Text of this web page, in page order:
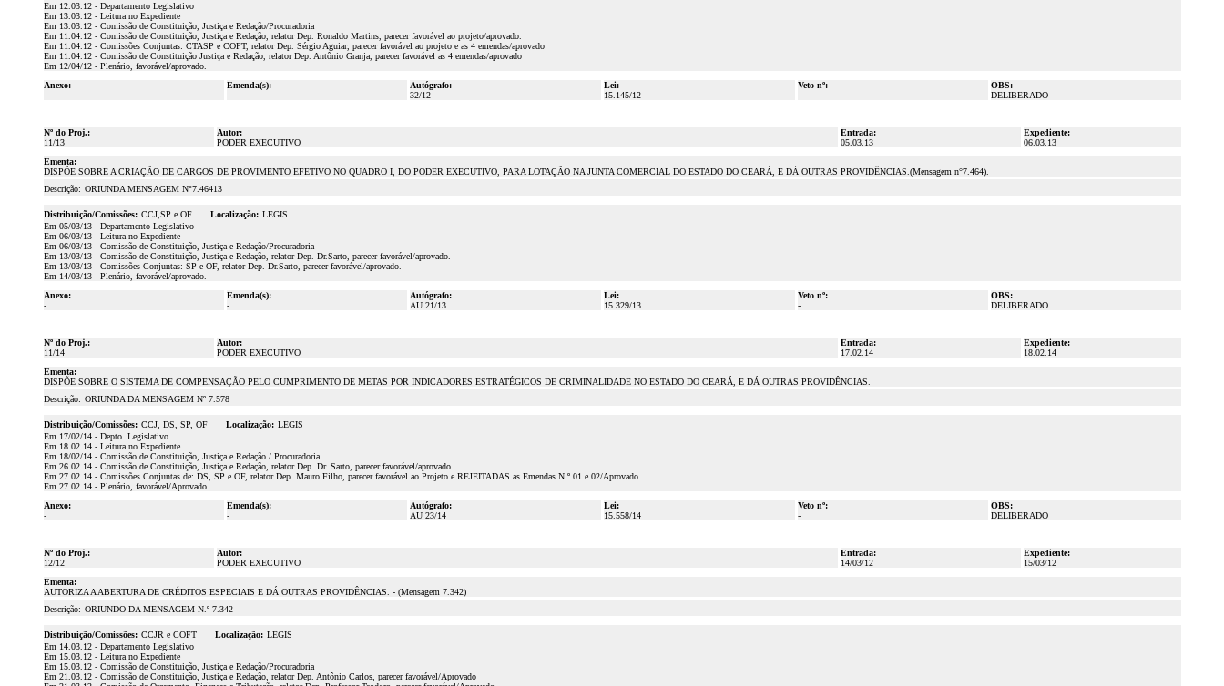
Em 12.03.12 - Departamento Legislativo
Em 13.03.12 - Leitura no Expediente
Em 13.03.12 - Comissão de Constituição, Justiça e Redação/Procuradoria
Em 11.04.12 - Comissão de Constituição, Justiça e Redação, relator Dep. Ronaldo Martins, parecer favorável ao projeto/aprovado.
Em 11.04.12 - Comissões Conjuntas: CTASP e COFT, relator Dep. Sérgio Aguiar, parecer favorável ao projeto e as 4 emendas/aprovado
Em 11.04.12 - Comissão de Constituição Justiça e Redação, relator Dep. Antônio Granja, parecer favorável as 4 emendas/aprovado
Em 12/04/12 - Plenário, favorável/aprovado.
Anexo:
-
Emenda(s):
-
Autógrafo:
32/12
Lei:
15.145/12
Veto nº:
-
OBS:
DELIBERADO
Nº do Proj.:
11/13
Autor:
PODER EXECUTIVO
Entrada:
05.03.13
Expediente:
06.03.13
Ementa:
DISPÕE SOBRE A CRIAÇÃO DE CARGOS DE PROVIMENTO EFETIVO NO QUADRO I, DO PODER EXECUTIVO, PARA LOTAÇÃO NA JUNTA COMERCIAL DO ESTADO DO CEARÁ, E DÁ OUTRAS PROVIDÊNCIAS.(Mensagem n°7.464).
Descrição: ORIUNDA MENSAGEM N°7.46413
Distribuição/Comissões: CCJ,SP e OF Localização: LEGIS
Em 05/03/13 - Departamento Legislativo
Em 06/03/13 - Leitura no Expediente
Em 06/03/13 - Comissão de Constituição, Justiça e Redação/Procuradoria
Em 13/03/13 - Comissão de Constituição, Justiça e Redação, relator Dep. Dr.Sarto, parecer favorável/aprovado.
Em 13/03/13 - Comissões Conjuntas: SP e OF, relator Dep. Dr.Sarto, parecer favorável/aprovado.
Em 14/03/13 - Plenário, favorável/aprovado.
Anexo:
-
Emenda(s):
-
Autógrafo:
AU 21/13
Lei:
15.329/13
Veto nº:
-
OBS:
DELIBERADO
Nº do Proj.:
11/14
Autor:
PODER EXECUTIVO
Entrada:
17.02.14
Expediente:
18.02.14
Ementa:
DISPÕE SOBRE O SISTEMA DE COMPENSAÇÃO PELO CUMPRIMENTO DE METAS POR INDICADORES ESTRATÉGICOS DE CRIMINALIDADE NO ESTADO DO CEARÁ, E DÁ OUTRAS PROVIDÊNCIAS.
Descrição: ORIUNDA DA MENSAGEM Nº 7.578
Distribuição/Comissões: CCJ, DS, SP, OF Localização: LEGIS
Em 17/02/14 - Depto. Legislativo.
Em 18.02.14 - Leitura no Expediente.
Em 18/02/14 - Comissão de Constituição, Justiça e Redação / Procuradoria.
Em 26.02.14 - Comissão de Constituição, Justiça e Redação, relator Dep. Dr. Sarto, parecer favorável/aprovado.
Em 27.02.14 - Comissões Conjuntas de: DS, SP e OF, relator Dep. Mauro Filho, parecer favorável ao Projeto e REJEITADAS as Emendas N.º 01 e 02/Aprovado
Em 27.02.14 - Plenário, favorável/Aprovado
Anexo:
-
Emenda(s):
-
Autógrafo:
AU 23/14
Lei:
15.558/14
Veto nº:
-
OBS:
DELIBERADO
Nº do Proj.:
12/12
Autor:
PODER EXECUTIVO
Entrada:
14/03/12
Expediente:
15/03/12
Ementa:
AUTORIZA A ABERTURA DE CRÉDITOS ESPECIAIS E DÁ OUTRAS PROVIDÊNCIAS. - (Mensagem 7.342)
Descrição: ORIUNDO DA MENSAGEM N.º 7.342
Distribuição/Comissões: CCJR e COFT Localização: LEGIS
Em 14.03.12 - Departamento Legislativo
Em 15.03.12 - Leitura no Expediente
Em 15.03.12 - Comissão de Constituição, Justiça e Redação/Procuradoria
Em 21.03.12 - Comissão de Constituição, Justiça e Redação, relator Dep. Antônio Carlos, parecer favorável/Aprovado